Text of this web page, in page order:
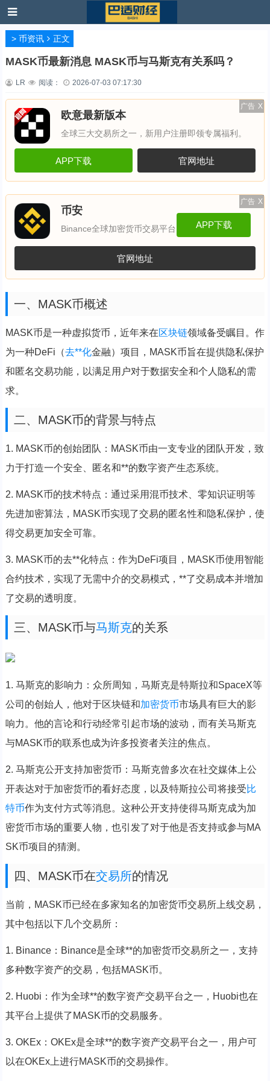
> 币资讯 正文
MASK币最新消息 MASK币与马斯克有关系吗？
LR 阅读： 2026-07-03 07:17:30
广告 X
欧意最新版本
全球三大交易所之一，新用户注册即领专属福利。
APP下载 官网地址
广告 X
币安
Binance全球加密货币交易平台 APP下载
官网地址
一、MASK币概述
MASK币是一种虚拟货币，近年来在区块链领域备受瞩目。作
为一种DeFi（去**化金融）项目，MASK币旨在提供隐私保护
和匿名交易功能，以满足用户对于数据安全和个人隐私的需
求。
二、MASK币的背景与特点
1. MASK币的创始团队：MASK币由一支专业的团队开发，致
力于打造一个安全、匿名和**的数字资产生态系统。
2. MASK币的技术特点：通过采用混币技术、零知识证明等
先进加密算法，MASK币实现了交易的匿名性和隐私保护，使
得交易更加安全可靠。
3. MASK币的去**化特点：作为DeFi项目，MASK币使用智能
合约技术，实现了无需中介的交易模式，**了交易成本并增加
了交易的透明度。
三、MASK币与马斯克的关系
1. 马斯克的影响力：众所周知，马斯克是特斯拉和SpaceX等
公司的创始人，他对于区块链和加密货币市场具有巨大的影
响力。他的言论和行动经常引起市场的波动，而有关马斯克
与MASK币的联系也成为许多投资者关注的焦点。
2. 马斯克公开支持加密货币：马斯克曾多次在社交媒体上公
开表达对于加密货币的看好态度，以及特斯拉公司将接受比
特币作为支付方式等消息。这种公开支持使得马斯克成为加
密货币市场的重要人物，也引发了对于他是否支持或参与MA
SK币项目的猜测。
四、MASK币在交易所的情况
当前，MASK币已经在多家知名的加密货币交易所上线交易，
其中包括以下几个交易所：
1. Binance：Binance是全球**的加密货币交易所之一，支持
多种数字资产的交易，包括MASK币。
2. Huobi：作为全球**的数字资产交易平台之一，Huobi也在
其平台上提供了MASK币的交易服务。
3. OKEx：OKEx是全球**的数字资产交易平台之一，用户可
以在OKEx上进行MASK币的交易操作。